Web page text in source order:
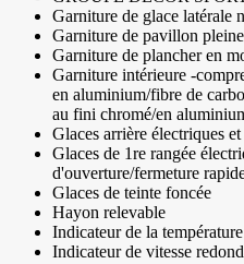
Garniture de glace latérale
Garniture de pavillon
Garniture de plancher en
Garniture intérieure -
en aluminium/fibre de
au fini chromé/en
Glaces arrière électriques
Glaces de 1re rangée
d'ouverture/fermeture
Glaces de teinte foncée
Hayon relevable
Indicateur de la
Indicateur de vitesse